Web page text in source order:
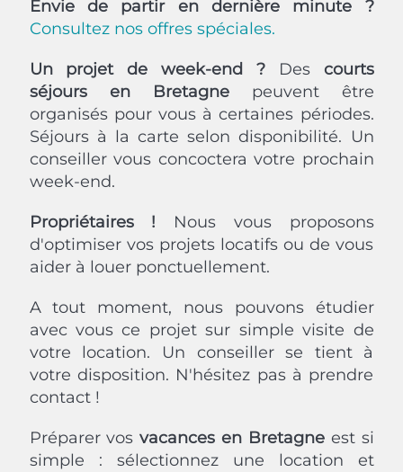
Envie de partir en dernière minute ?
Consultez nos offres spéciales.
Un projet de week-end ? Des courts
séjours en Bretagne peuvent être
organisés pour vous à certaines périodes.
Séjours à la carte selon disponibilité. Un
conseiller vous concoctera votre prochain
week-end.
Propriétaires ! Nous vous proposons
d'optimiser vos projets locatifs ou de vous
aider à louer ponctuellement.
A tout moment, nous pouvons étudier
avec vous ce projet sur simple visite de
votre location. Un conseiller se tient à
votre disposition. N'hésitez pas à prendre
contact !
Préparer vosvacances en Bretagneest si
simple : sélectionnez une location et